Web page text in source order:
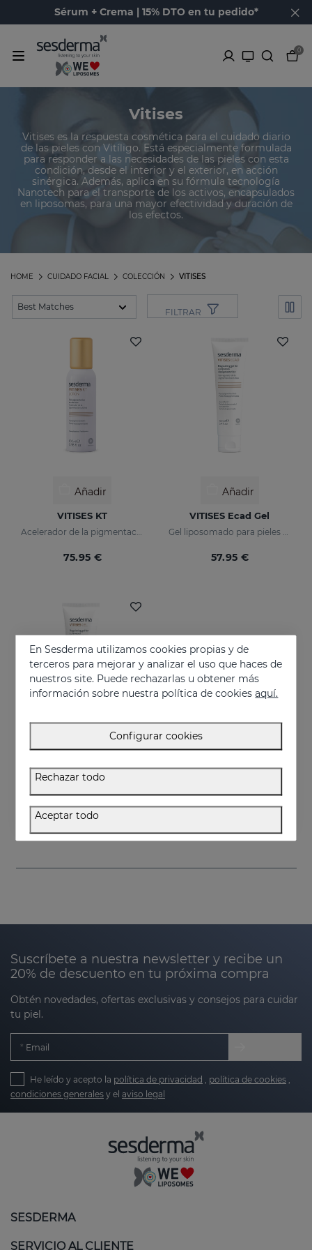
Sérum + Crema | 15% DTO en tu pedido*
0
Vitises
Vitises es la respuesta cosmética para el cuidado diario
de las pieles con Vitíligo. Está especialmente formulada
para responder a las necesidades de las pieles con esta
condición, desde el interior y el exterior, en acción
sinérgica. Además, aplica en su fórmula tecnología
Nanotech para el transporte de los activos, encapsulados
en liposomas, para una mayor efectividad y duración de
los efectos.
VITISES
COLECCIÓN
CUIDADO FACIAL
HOME
FILTRAR
Añadir
VITISES KT
Acelerador de la pigmentación cutánea
75.95 €
Añadir
VITISES Ecad Gel
Gel liposomado para pieles hipopigmentadas
57.95 €
VITISES Nano Gel
Regula y acelera la pigmentación cutánea
57.95 €
Suscríbete a nuestra newsletter y recibe un
20% de descuento en tu próxima compra
Obtén novedades, ofertas exclusivas y consejos para cuidar
tu piel.
Email
He leído y acepto la política de privacidad política de cookies
condiciones generales y el aviso legal
SESDERMA
SERVICIO AL CLIENTE
En Sesderma utilizamos cookies propias y de
terceros para mejorar y analizar el uso que haces de
nuestros site. Puede rechazarlas u obtener más
información sobre nuestra política de cookiesaquí.
Configurar cookies
Rechazar todo
Aceptar todo